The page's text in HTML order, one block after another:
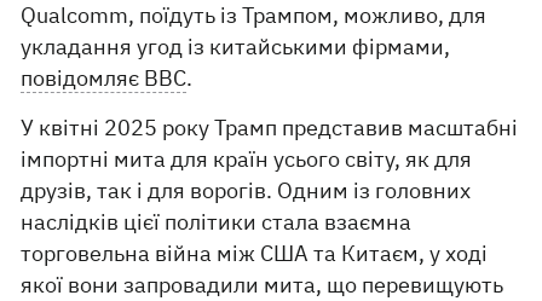
Qualcomm, поїдуть із Трампом, можливо, для
укладання угод із китайськими фірмами,
повідомляє BBC.
У квітні 2025 року Трамп представив масштабні
імпортні мита для країн усього світу, як для
друзів, так і для ворогів. Одним із головних
наслідків цієї політики стала взаємна
торговельна війна між США та Китаєм, у ході
якої вони запровадили мита, що перевищують